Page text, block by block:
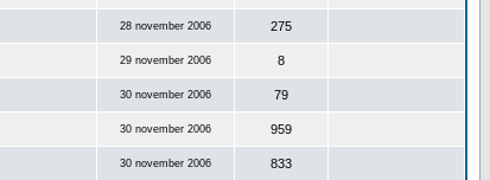
28 november 2006 275
29 november 2006 8
30 november 2006 79
30 november 2006 959
30 november 2006 833